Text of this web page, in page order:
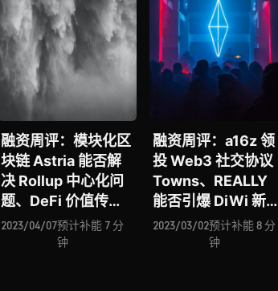
融资周评：模块化区
块链 Astria 能否解
决 Rollup 中心化问
题、DeFi 价值传输
协议 M^ZERO 入
场、全链互操作性协
2023/04/07预计补能 7 分
钟
融资周评：a16z 领
投 Web3 社交协议
Towns、REALLY
能否引爆 DiWi 新叙
事、去中心化流动性
质押协议 Ether.Fi
2023/03/02预计补能 8 分
钟